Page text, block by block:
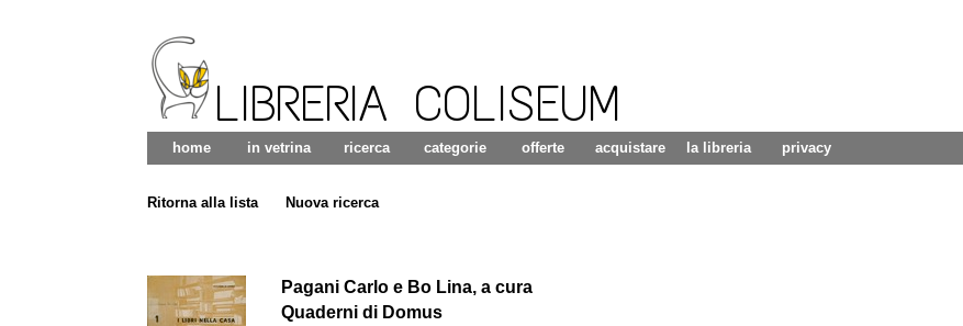
LIBRERIA COLISEUM
home in vetrina ricerca categorie offerte acquistare la libreria privacy
Ritorna alla lista Nuova ricerca
Pagani Carlo e Bo Lina, a cura
Quaderni di Domus